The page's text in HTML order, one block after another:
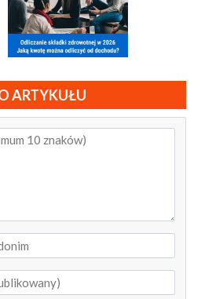
ARTYKUŁU